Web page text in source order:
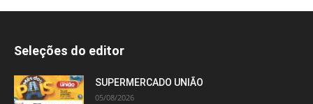
Seleções do editor
SUPERMERCADO UNIÃO
05/08/2026